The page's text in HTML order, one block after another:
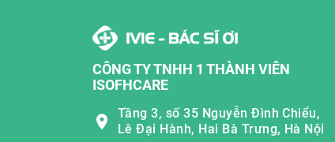
CÔNG TY TNHH 1 THÀNH VIÊN
ISOFHCARE
Tầng 3, số 35 Nguyễn Đình Chiểu,
Lê Đại Hành, Hai Bà Trưng, Hà Nội